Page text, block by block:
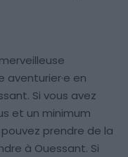
aventurier·e en
Si vous avez
et un minimum
prendre de la
à Ouessant. Si